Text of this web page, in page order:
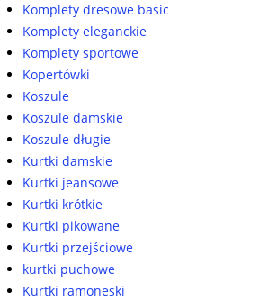
Komplety dresowe basic
Komplety eleganckie
Komplety sportowe
Kopertówki
Koszule
Koszule damskie
Koszule długie
Kurtki damskie
Kurtki jeansowe
Kurtki krótkie
Kurtki pikowane
Kurtki przejściowe
kurtki puchowe
Kurtki ramoneski